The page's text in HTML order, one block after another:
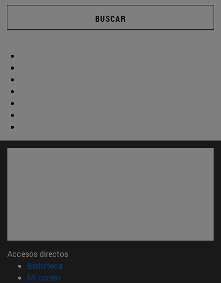
BUSCAR
Accesos directos
Biblioteca
Mi correo(abre en nueva ventana)